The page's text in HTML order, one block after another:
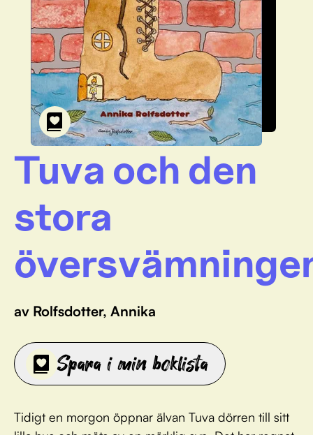
Tuva och den
stora
av Rolfsdotter, Annika
Spara i min boklista
Tidigt en morgon öppnar älvan Tuva dörren till sitt